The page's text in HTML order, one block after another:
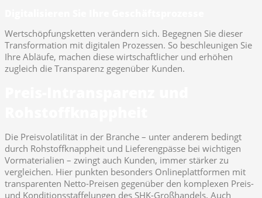
Wertschöpfungsketten verändern sich. Begegnen Sie dieser
Transformation mit digitalen Prozessen. So beschleunigen Sie
Ihre Abläufe, machen diese wirtschaftlicher und erhöhen
zugleich die Transparenz gegenüber Kunden.
Die Preisvolatilität in der Branche – unter anderem bedingt
durch Rohstoffknappheit und Lieferengpässe bei wichtigen
Vormaterialien – zwingt auch Kunden, immer stärker zu
vergleichen. Hier punkten besonders Onlineplattformen mit
transparenten Netto-Preisen gegenüber den komplexen Preis-
und Konditionsstaffelungen des SHK-Großhandels. Auch